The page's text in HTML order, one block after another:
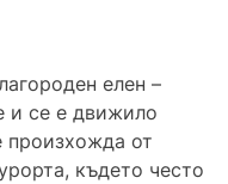
елен –
и се е движило
произхожда от
където често